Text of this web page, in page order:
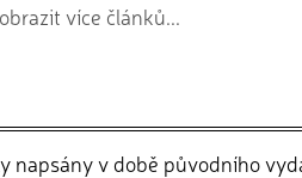
více článků...
napsány v době původního